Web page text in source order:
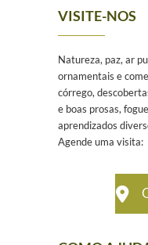
VISITE-NOS
Natureza, paz, ar
ornamentais e
córrego,
e boas prosas,
aprendizados
Agende uma visita: